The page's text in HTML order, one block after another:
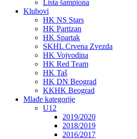
Lista šampiona
Klubovi
HK NS Stars
HK Partizan
HK Spartak
SKHL Crvena Zvezda
HK Vojvodina
HK Red Team
HK Taš
HK DN Beograd
KKHK Beograd
Mlađe kategorije
U12
2019/2020
2018/2019
2016/2017